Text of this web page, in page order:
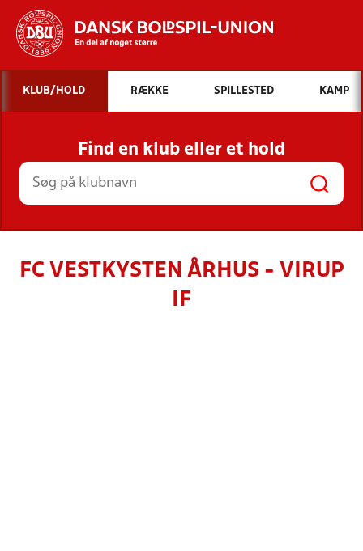
Hvad vil du søge efter?
INDHOLD OG NYHEDER
STILLINGER, RESULTATER, KLUBBER OG
HOLD
KLUB/HOLD RÆKKE SPILLESTED KAMP
Find en klub eller et hold
FC VESTKYSTEN ÅRHUS - VIRUP
IF